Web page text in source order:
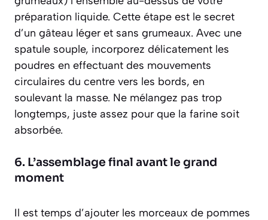
préparation liquide. Cette étape est le secret
d’un gâteau léger et sans grumeaux. Avec une
spatule souple, incorporez délicatement les
poudres en effectuant des mouvements
circulaires du centre vers les bords, en
soulevant la masse. Ne mélangez pas trop
longtemps, juste assez pour que la farine soit
absorbée.
6. L’assemblage final avant le grand
moment
Il est temps d’ajouter les morceaux de pommes